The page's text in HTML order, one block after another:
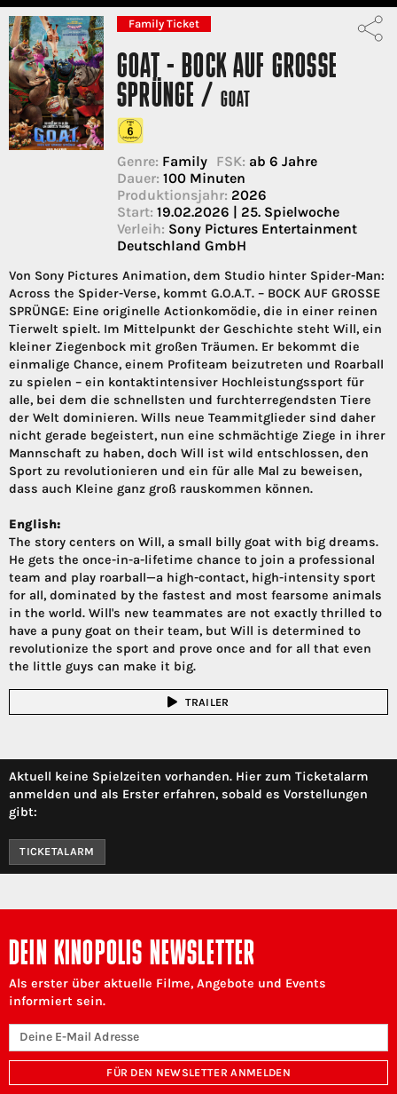
Family Ticket
GOAT - BOCK AUF GROSSE S
PRÜNGE / GOAT
Genre: Family FSK: ab 6 Jahre
Dauer: 100 Minuten
Produktionsjahr: 2026
Start: 19.02.2026 | 25. Spielwoche
Verleih: Sony Pictures Entertainment
Deutschland GmbH
Von Sony Pictures Animation, dem Studio hinter Spider-Man:
Across the Spider-Verse, kommt G.O.A.T. – BOCK AUF GROSSE
SPRÜNGE: Eine originelle Actionkomödie, die in einer reinen
Tierwelt spielt. Im Mittelpunkt der Geschichte steht Will, ein
kleiner Ziegenbock mit großen Träumen. Er bekommt die
einmalige Chance, einem Profiteam beizutreten und Roarball
zu spielen – ein kontaktintensiver Hochleistungssport für
alle, bei dem die schnellsten und furchterregendsten Tiere
der Welt dominieren. Wills neue Teammitglieder sind daher
nicht gerade begeistert, nun eine schmächtige Ziege in ihrer
Mannschaft zu haben, doch Will ist wild entschlossen, den
Sport zu revolutionieren und ein für alle Mal zu beweisen,
dass auch Kleine ganz groß rauskommen können.
English:
The story centers on Will, a small billy goat with big dreams.
He gets the once-in-a-lifetime chance to join a professional
team and play roarball—a high-contact, high-intensity sport
for all, dominated by the fastest and most fearsome animals
in the world. Will's new teammates are not exactly thrilled to
have a puny goat on their team, but Will is determined to
revolutionize the sport and prove once and for all that even
the little guys can make it big.
TRAILER
Aktuell keine Spielzeiten vorhanden. Hier zum Ticketalarm
anmelden und als Erster erfahren, sobald es Vorstellungen
gibt:
TICKETALARM
DEIN KINOPOLIS NEWSLETTER
Als erster über aktuelle Filme, Angebote und Events
informiert sein.
FÜR DEN NEWSLETTER ANMELDEN